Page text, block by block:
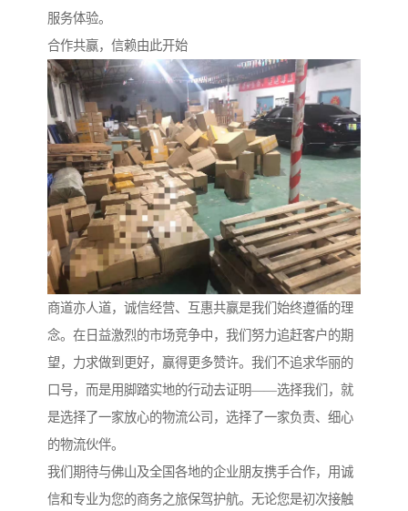
服务体验。
合作共赢，信赖由此开始
商道亦人道，诚信经营、互惠共赢是我们始终遵循的理
念。在日益激烈的市场竞争中，我们努力追赶客户的期
望，力求做到更好，赢得更多赞许。我们不追求华丽的
口号，而是用脚踏实地的行动去证明——选择我们，就
是选择了一家放心的物流公司，选择了一家负责、细心
的物流伙伴。
我们期待与佛山及全国各地的企业朋友携手合作，用诚
信和专业为您的商务之旅保驾护航。无论您是初次接触